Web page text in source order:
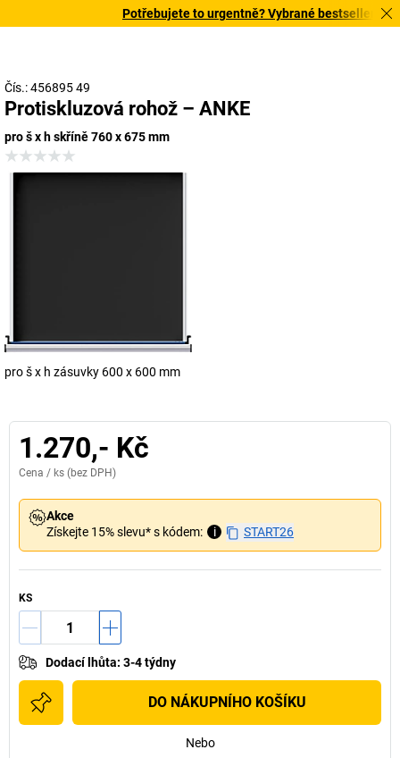
Potřebujete to urgentně? Vybrané bestsellery
Čís.: 456895 49
Protiskluzová rohož – ANKE
pro š x h skříně 760 x 675 mm
pro š x h zásuvky 600 x 600 mm
1.270,- Kč
Cena / ks (bez DPH)
Akce
Získejte 15% slevu* s kódem:
i START26
KS
Dodací lhůta: 3-4 týdny
DO NÁKUPNÍHO KOŠÍKU
Nebo